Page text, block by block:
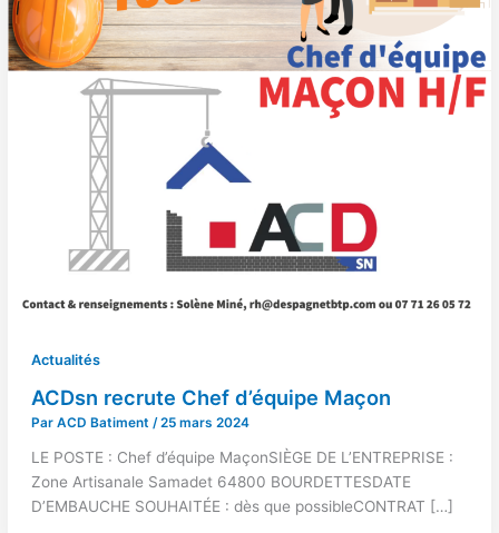
Actualités
ACDsn recrute Chef d’équipe Maçon
Par ACD Batiment /25 mars 2024
LE POSTE : Chef d’équipe MaçonSIÈGE DE L’ENTREPRISE :
Zone Artisanale Samadet 64800 BOURDETTESDATE
D’EMBAUCHE SOUHAITÉE : dès que possibleCONTRAT […]